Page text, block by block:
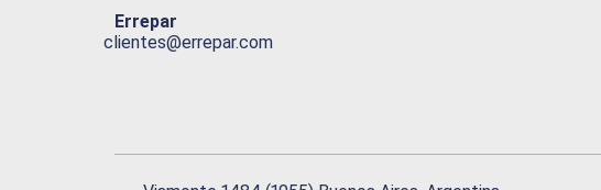
Errepar
clientes@errepar.com